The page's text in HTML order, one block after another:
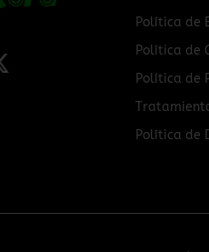
Política de
Política de
Política de
Política de